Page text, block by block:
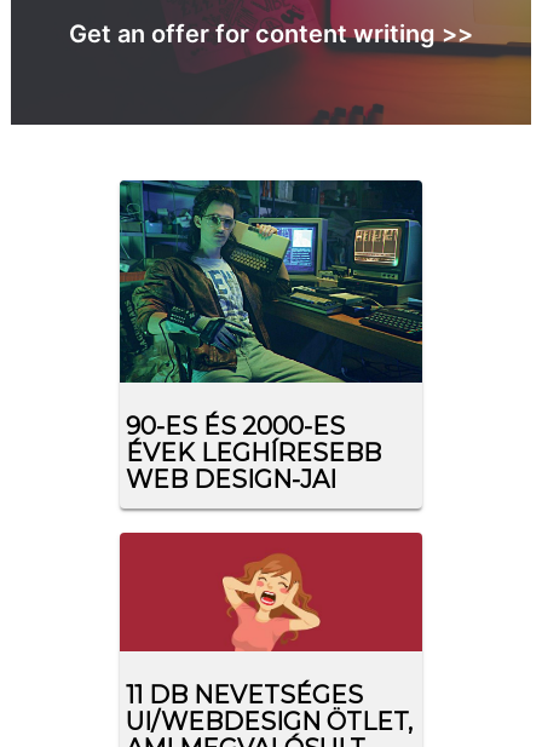
Get an offer for content writing >>
90-ES ÉS 2000-ES
ÉVEK LEGHÍRESEBB
WEB DESIGN-JAI
11 DB NEVETSÉGES
UI/WEBDESIGN ÖTLET,